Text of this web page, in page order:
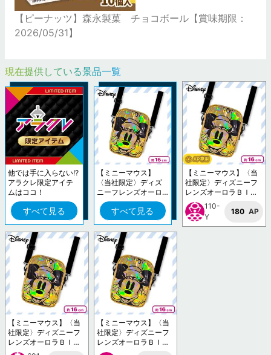
【ピーナッツ】森永製菓 チョコボール【賞味期限：
2026/05/31】
現在提供している景品一覧
他では手に入らない!?
アラクレ限定アイテ
ムはココ！
すべて見る
【ミニーマウス】
〈当社限定〉ディズ
ニーフレンズオーロ
ラＢＩＧポーチ
すべて見る
【ミニーマウス】〈当
社限定〉ディズニーフ
レンズオーロラＢＩＧ
ポーチ110-
Y
180 AP
【ミニーマウス】〈当
社限定〉ディズニーフ
レンズオーロラＢＩＧ
ポーチ
【ミニーマウス】〈当
社限定〉ディズニーフ
レンズオーロラＢＩＧ
ポーチ